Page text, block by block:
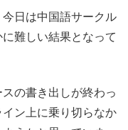
日は中国語サークル
難しい結果となって
の書き出しが終わっ
ン上に乗り切らなか